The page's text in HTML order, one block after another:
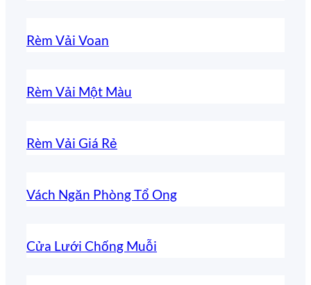
Rèm Vải Voan
Rèm Vải Một Màu
Rèm Vải Giá Rẻ
Vách Ngăn Phòng Tổ Ong
Cửa Lưới Chống Muỗi